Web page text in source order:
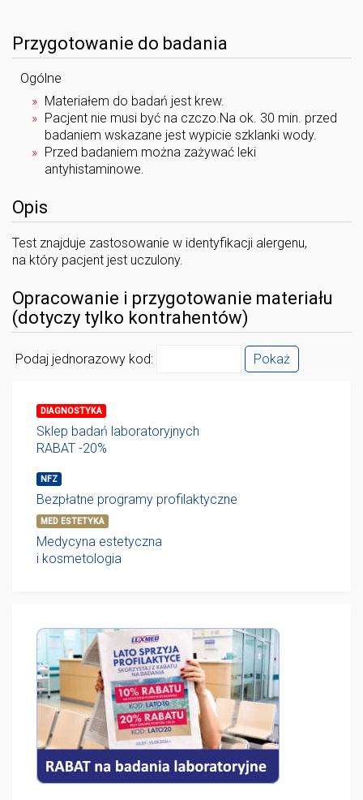
Przygotowanie do badania
Ogólne
Materiałem do badań jest krew.
Pacjent nie musi być na czczo.Na ok. 30 min. przed
badaniem wskazane jest wypicie szklanki wody.
Przed badaniem można zażywać leki
antyhistaminowe.
Opis
Test znajduje zastosowanie w identyfikacji alergenu,
na który pacjent jest uczulony.
Opracowanie i przygotowanie materiału
(dotyczy tylko kontrahentów)
Podaj jednorazowy kod: Pokaż
DIAGNOSTYKA
Sklep badań laboratoryjnych
RABAT -20%
NFZ
Bezpłatne programy profilaktyczne
MED ESTETYKA
Medycyna estetyczna
i kosmetologia